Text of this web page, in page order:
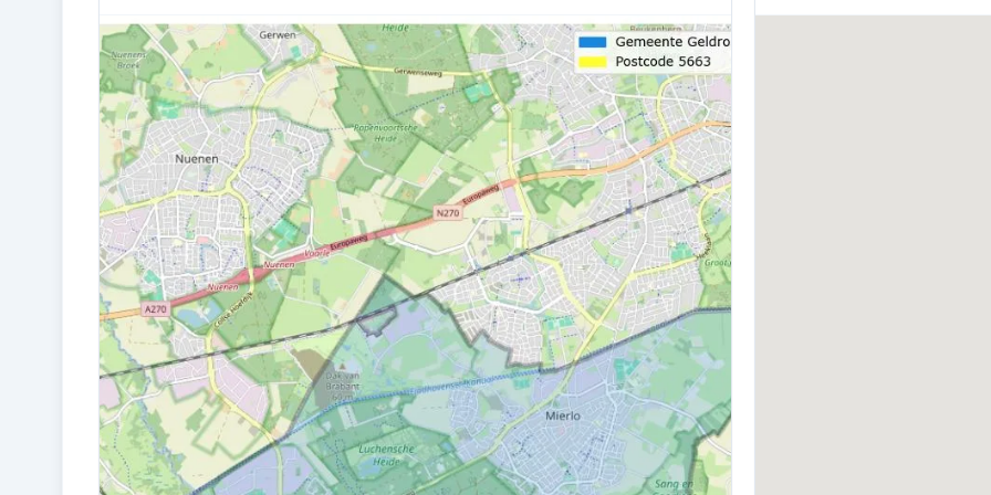
Bouw en energie
BOUWJAAR
1966
BOUWWIJZE
Bestaande bouw
ISOLATIE
Dakisolatie, HR-glas, muurisolatie,
vloerisolatie en volledig geïsoleerd
VERWARMING
Cv-ketel en open haard
CV KETEL
Remeha (gas gestookt combiketel uit
2023, eigendom)
ENERGIELABEL
A
Kadastraal en VvE